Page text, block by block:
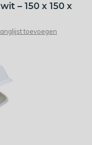
– 150 x 150 x
toevoegen